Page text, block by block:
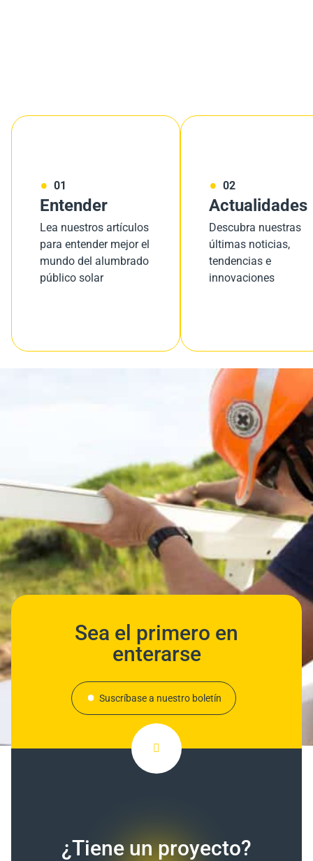
01
Entender
Lea nuestros artículos
para entender mejor el
mundo del alumbrado
público solar
02
Actualidades
Descubra nuestras
últimas noticias,
tendencias e
innovaciones
Sea el primero en
enterarse
Suscríbase a nuestro boletín
¿Tiene un proyecto?